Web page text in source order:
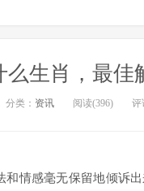
么生肖，最佳
分类： 资讯 阅读(396) 评
情感毫无保留地倾诉